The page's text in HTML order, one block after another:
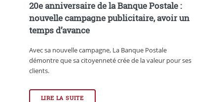
20e anniversaire de la Banque Postale :
nouvelle campagne publicitaire, avoir un
temps d’avance
Avec sa nouvelle campagne, La Banque Postale
démontre que sa citoyenneté crée de la valeur pour ses
clients.
LIRE LA SUITE